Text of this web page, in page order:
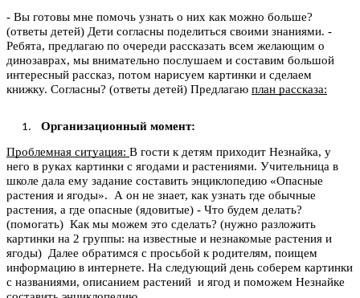
- Вы готовы мне помочь узнать о них как можно больше?
(ответы детей) Дети согласны поделиться своими знаниями. -
Ребята, предлагаю по очереди рассказать всем желающим о
динозаврах, мы внимательно послушаем и составим большой
интересный рассказ, потом нарисуем картинки и сделаем
книжку. Согласны? (ответы детей) Предлагаю план рассказа:
Организационный момент:
Проблемная ситуация: В гости к детям приходит Незнайка, у
него в руках картинки с ягодами и растениями. Учительница в
школе дала ему задание составить энциклопедию «Опасные
растения и ягоды». А он не знает, как узнать где обычные
растения, а где опасные (ядовитые) - Что будем делать?
(помогать) Как мы можем это сделать? (нужно разложить
картинки на 2 группы: на известные и незнакомые растения и
ягоды) Далее обратимся с просьбой к родителям, поищем
информацию в интернете. На следующий день соберем картинки
с названиями, описанием растений и ягод и поможем Незнайке